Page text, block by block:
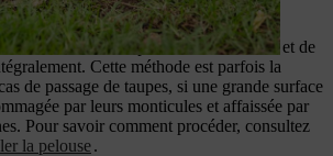
présentées ne permet de corriger les
il vous reste la possibilité de bêcher et de
Cette méthode est parfois la
de passage de taupes, si une grande surface
par leurs monticules et affaissée par
Pour savoir comment procéder, consultez
la pelouse.